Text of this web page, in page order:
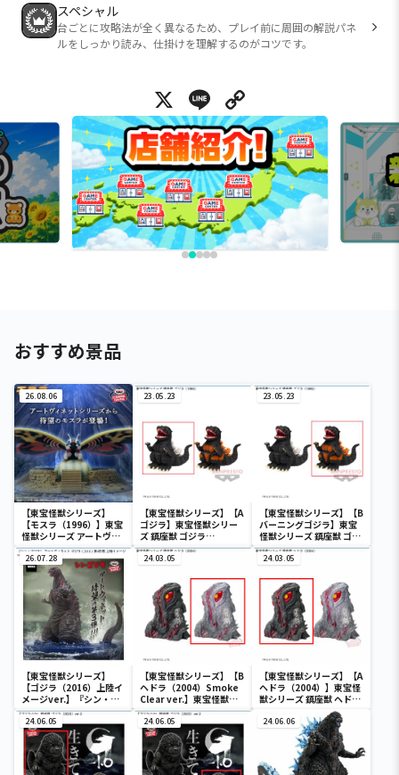
スペシャル
台ごとに攻略法が全く異なるため、プレイ前に周囲の解説パネ
ルをしっかり読み、仕掛けを理解するのがコツです。
X Line
おすすめ景品
26.08.06
【東宝怪獣シリーズ】
【モスラ（1996）】東宝
怪獣シリーズ アートヴィ
ネット モスラ（1996）
23.05.23
【東宝怪獣シリーズ】【A
ゴジラ】東宝怪獣シリー
ズ 鎮座獣 ゴジラ
（1995）
23.05.23
【東宝怪獣シリーズ】【B
バーニングゴジラ】東宝
怪獣シリーズ 鎮座獣 ゴジ
ラ（1995）
26.07.28
【東宝怪獣シリーズ】
【ゴジラ（2016）上陸イ
メージver.】『シン・ゴ
ジラ』 アートヴィネット
ゴジラ（2016）第4形態
上陸イメージver.
24.03.05
【東宝怪獣シリーズ】【B
ヘドラ（2004）Smoke
Clear ver.】東宝怪獣シ
リーズ 鎮座獣 ヘドラ
（2004）
24.03.05
【東宝怪獣シリーズ】【A
ヘドラ（2004）】東宝怪
獣シリーズ 鎮座獣 ヘドラ
24.06.05 24.06.05 24.06.06